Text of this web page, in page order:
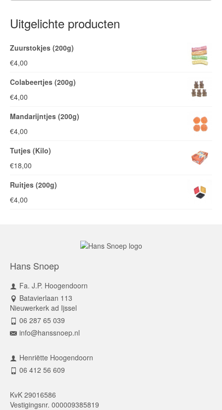
Uitgelichte producten
Zuurstokjes (200g)
€4,00
Colabeertjes (200g)
€4,00
Mandarijntjes (200g)
€4,00
Tutjes (Kilo)
€18,00
Ruitjes (200g)
€4,00
Hans Snoep
Fa. J.P. Hoogendoorn
Batavierlaan 113
Nieuwerkerk ad Ijssel
06 287 65 039
info@hanssnoep.nl
Henriëtte Hoogendoorn
06 412 56 609
KvK 29016586
Vestigingsnr. 000009385819